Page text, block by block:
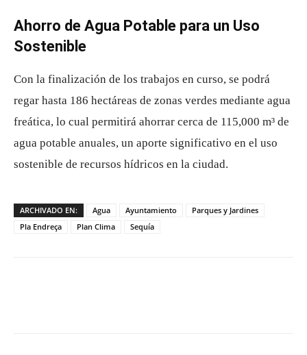
Ahorro de Agua Potable para un Uso
Sostenible
Con la finalización de los trabajos en curso, se podrá
regar hasta 186 hectáreas de zonas verdes mediante agua
freática, lo cual permitirá ahorrar cerca de 115,000 m³ de
agua potable anuales, un aporte significativo en el uso
sostenible de recursos hídricos en la ciudad.
ARCHIVADO EN: Agua Ayuntamiento
Parques y Jardines
Pla Endreça
Plan Clima Sequía